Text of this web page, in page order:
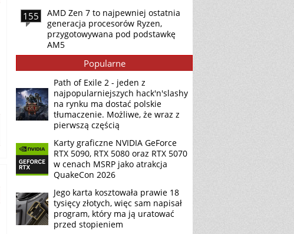
155
AMD Zen 7 to najpewniej ostatnia
generacja procesorów Ryzen,
przygotowywana pod podstawkę
AM5
Popularne
Path of Exile 2 - jeden z
najpopularniejszych hack'n'slashy
na rynku ma dostać polskie
tłumaczenie. Możliwe, że wraz z
pierwszą częścią
Karty graficzne NVIDIA GeForce
RTX 5090, RTX 5080 oraz RTX 5070
w cenach MSRP jako atrakcja
QuakeCon 2026
Jego karta kosztowała prawie 18
tysięcy złotych, więc sam napisał
program, który ma ją uratować
przed stopieniem